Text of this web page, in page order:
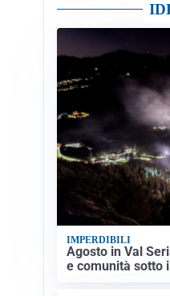
IMPERDIBILI
Agosto in Val
e comunità sotto